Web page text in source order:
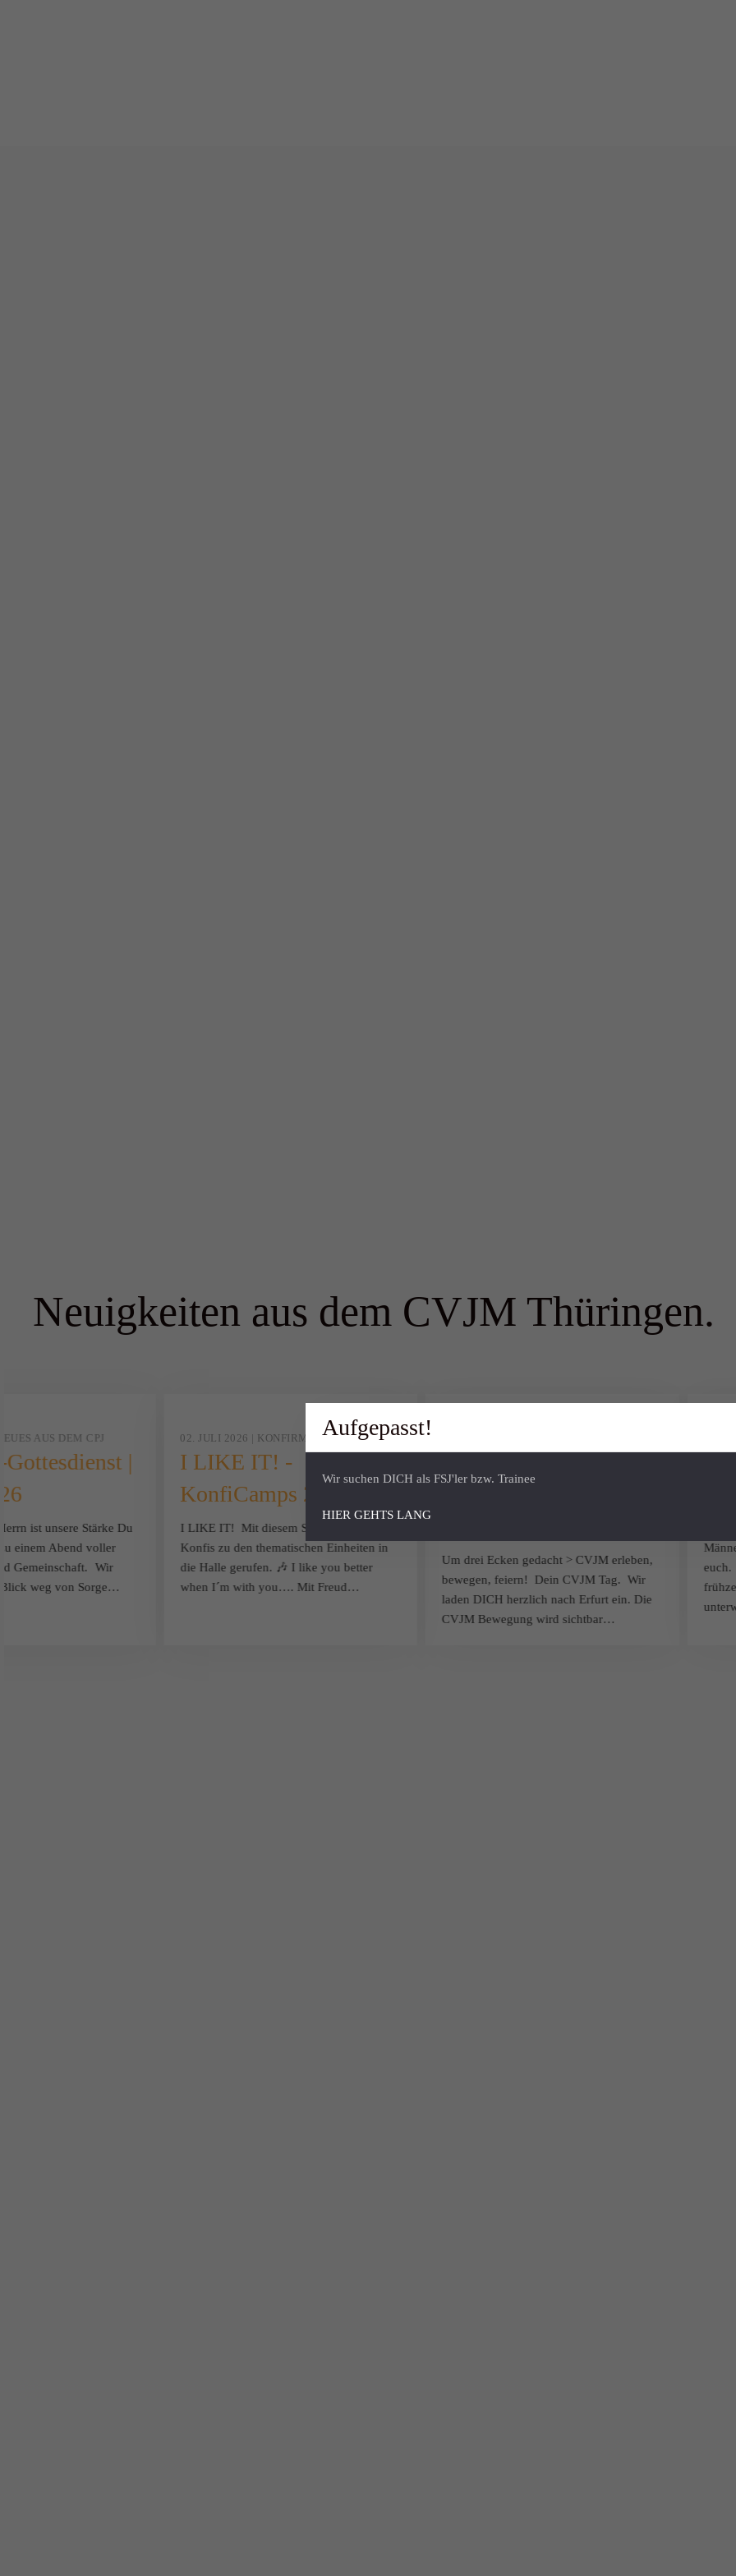
Neuigkeiten aus dem CVJM Thüringen.
Um drei Ecken gedacht > CVJM erleben,
bewegen, feiern! Dein CVJM Tag. Wir
laden DICH herzlich nach Erfurt ein. Die
CVJM Bewegung wird sichtbar…
27.
euch.
AUS DEM CPJ
|
ist unsere Stärke Du
einem Abend voller
Gemeinschaft. Wir
weg von Sorge…
02. JULI 2026 | KONFIRMANDEN
I LIKE IT! -
KonfiCamps 2026
I LIKE IT! Mit diesem Song wurden die
Konfis zu den thematischen Einheiten in
die Halle gerufen. 🎶 I like you better
when I´m with you…. Mit Freud…
Aufgepasst!
Wir suchen DICH als FSJ'ler bzw. Trainee
HIER GEHTS LANG